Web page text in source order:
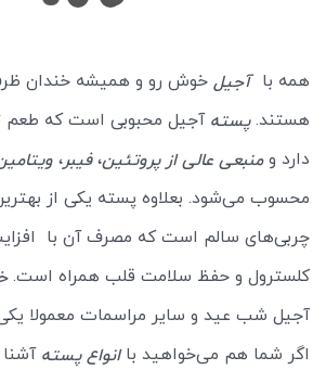
همه باآجیل خوش رو و همیشه خندان
هستند.پسته آجیل محبوبی است که طعم
دارد ومنبعی عالی از پروتئین،فیبر،
محسوب می‌شود. بعلاوه پسته یکی از
چربی‌های سالم است که مصرف آن با
کلسترول و حفظ سلامت قلب همراه است.
آجیل شب عید و سایر مراسمات معمولا
اگر شما هم می‌خواهید باانواع پسته